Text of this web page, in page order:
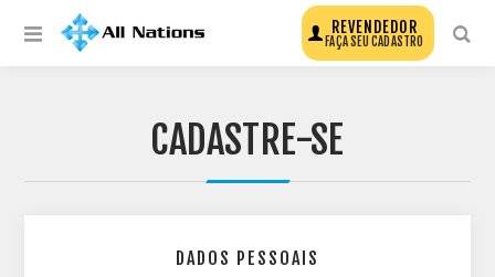
REVENDEDOR
FAÇA SEU CADASTRO
CADASTRE-SE
DADOS PESSOAIS